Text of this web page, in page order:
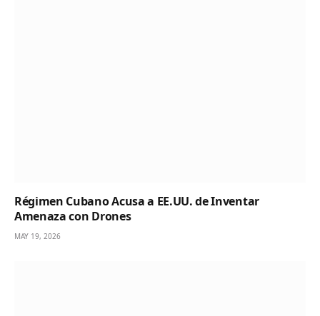
Régimen Cubano Acusa a EE.UU. de Inventar
Amenaza con Drones
MAY 19, 2026